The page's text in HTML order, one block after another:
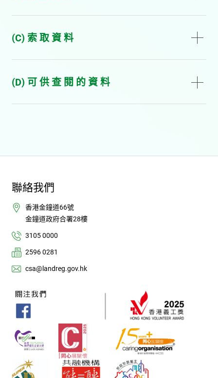
(C) 索 取 資 料
(D) 可 供 查 閱 的 資 料
聯絡我們
香港金鐘道66號
金鐘道政府合署28樓
3105 0000
2596 0281
csa@landreg.gov.hk